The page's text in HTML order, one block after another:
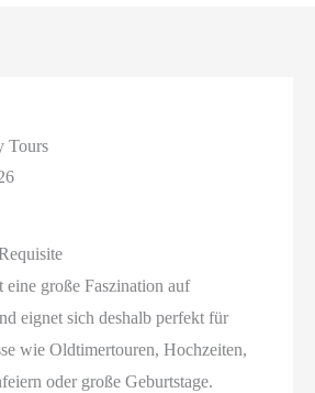
Tours
große Faszination auf
eignet sich deshalb perfekt für
wie Oldtimertouren, Hochzeiten,
oder große Geburtstage.